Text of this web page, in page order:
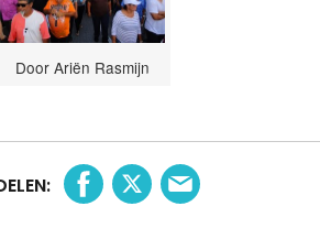
Door Ariën Rasmijn